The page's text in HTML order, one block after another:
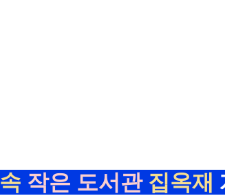
속 작은 도서관 집옥재